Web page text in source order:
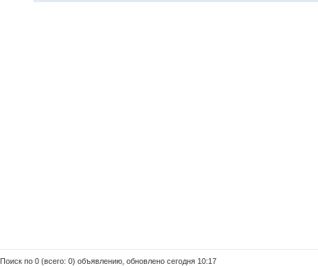
Поиск по 0 (всего: 0) объявлению, обновлено сегодня 10:17